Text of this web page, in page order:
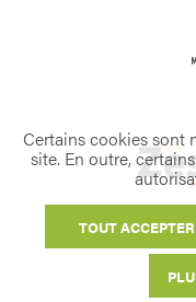
Certains cookies sont
site. En outre,
TOUT ACCEPTER